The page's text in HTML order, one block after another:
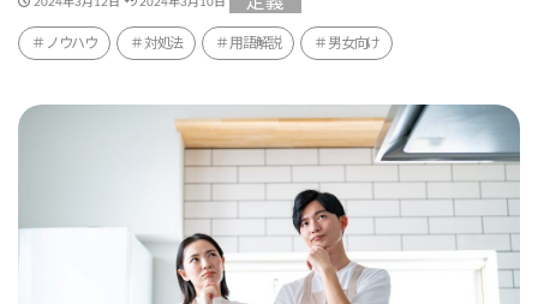
2024年3月12日 2024年3月10日
ノウハウ 対処法 用語解説 男女向け